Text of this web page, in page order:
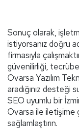
Sonuç olarak,
istiyorsanız doğru
firmasıyla
güvenilirliği,
Ovarsa Yazılım
aradığınız desteği
SEO uyumlu bir
Ovarsa ile iletişime
sağlamlaştırın.